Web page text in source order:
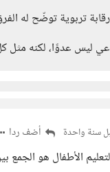
تربوية توضّح له
ليس عدوًا، لكنه
سنة واحدة أضف ردا
الأطفال هو الجمع